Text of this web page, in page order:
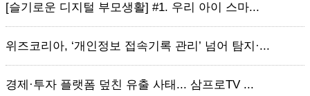
[슬기로운 디지털 부모생활] #1. 우리 아이 스마...
위즈코리아, ‘개인정보 접속기록 관리’ 넘어 탐지·...
경제·투자 플랫폼 덮친 유출 사태... 삼프로TV ...